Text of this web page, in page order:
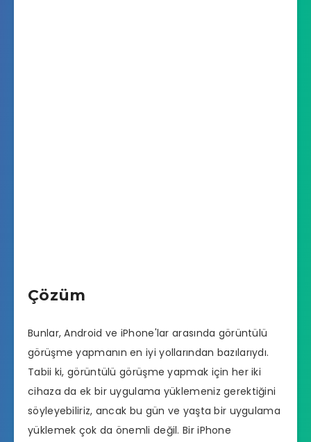
Çözüm
Bunlar, Android ve iPhone'lar arasında görüntülü
görüşme yapmanın en iyi yollarından bazılarıydı.
Tabii ki, görüntülü görüşme yapmak için her iki
cihaza da ek bir uygulama yüklemeniz gerektiğini
söyleyebiliriz, ancak bu gün ve yaşta bir uygulama
yüklemek çok da önemli değil. Bir iPhone